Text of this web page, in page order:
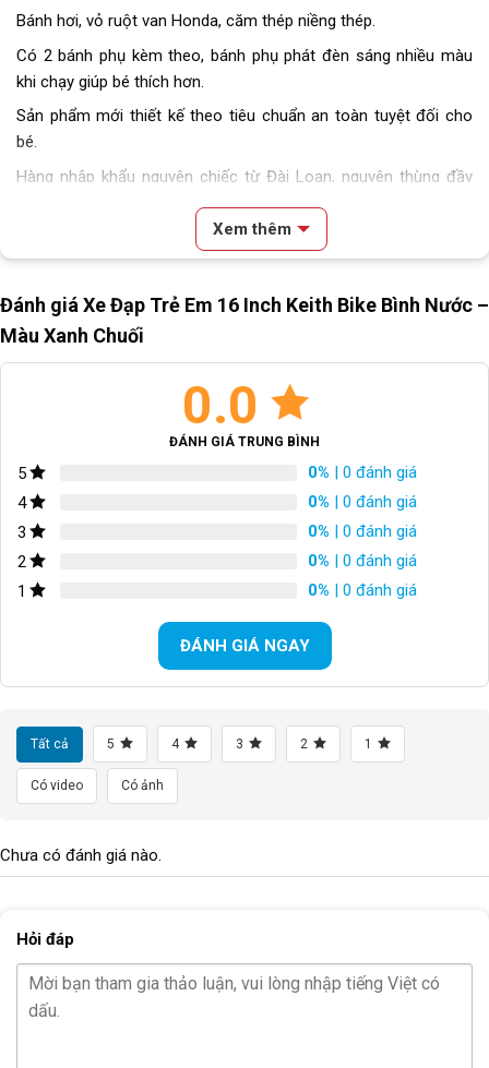
Bánh hơi, vỏ ruột van Honda, căm thép niềng thép.
Có 2 bánh phụ kèm theo, bánh phụ phát đèn sáng nhiều màu
khi chạy giúp bé thích hơn.
Sản phẩm mới thiết kế theo tiêu chuẩn an toàn tuyệt đối cho
bé.
Hàng nhập khẩu nguyên chiếc từ Đài Loan, nguyên thùng đầy
đủ phụ kiện kèm theo xe, có hoá đơn chứng từ nhập khẩu rõ
Block"hinh-anh-dia-chi-chan-trang-san-pham"not found
Xem thêm
Đánh giá Xe Đạp Trẻ Em 16 Inch Keith Bike Bình Nước –
Màu Xanh Chuối
0.0
ĐÁNH GIÁ TRUNG BÌNH
5 0% | 0 đánh giá
4
0% | 0 đánh giá
3
0% | 0 đánh giá
2
0% | 0 đánh giá
1
0% | 0 đánh giá
ĐÁNH GIÁ NGAY
Tất cả 5 4 3 2 1
Có video Có ảnh
Chưa có đánh giá nào.
Hỏi đáp